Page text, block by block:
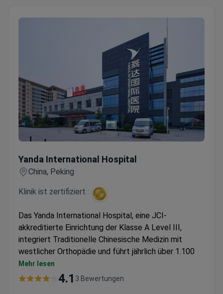
Yanda International Hospital
China, Peking
Klinik ist zertifiziert :
Das Yanda International Hospital, eine JCI-
akkreditierte Einrichtung der Klasse A Level III,
integriert Traditionelle Chinesische Medizin mit
westlicher Orthopädie und führt jährlich über 1.100
Eingriffe durch.
Spezialisiert auf konservative Behandlungen,
Mehr lesen
4.1 3 Bewertungen